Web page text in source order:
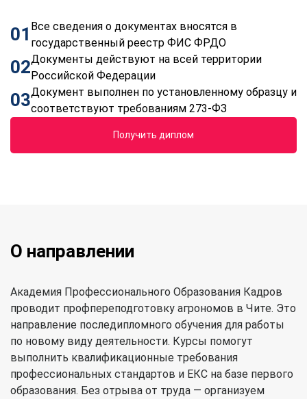
01 Все сведения о документах вносятся в
государственный реестр ФИС ФРДО
02Документы действуют на всей территории
Российской Федерации
03Документ выполнен по установленному образцу и
соответствуют требованиям 273-ФЗ
Получить диплом
О направлении
Академия Профессионального Образования Кадров
проводит профпереподготовку агрономов в Чите. Это
направление последипломного обучения для работы
по новому виду деятельности. Курсы помогут
выполнить квалификационные требования
профессиональных стандартов и ЕКС на базе первого
образования. Без отрыва от труда — организуем